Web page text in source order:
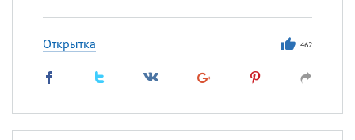
Открытка 462